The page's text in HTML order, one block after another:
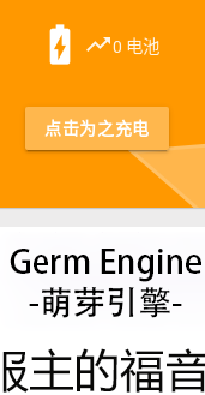
battery_charging_full trending_up0 电池
点击为之充电